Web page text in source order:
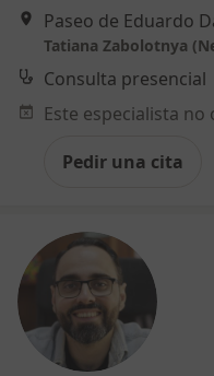
Tatiana Zabolotnya
Consulta presencial
Pedir una cita